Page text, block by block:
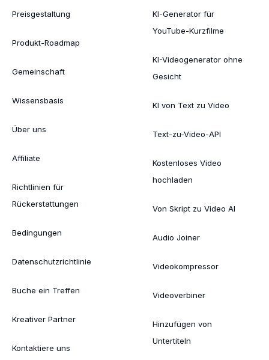
Preisgestaltung
Produkt-Roadmap
Gemeinschaft
Wissensbasis
Über uns
Affiliate
Richtlinien für
Rückerstattungen
Bedingungen
Datenschutzrichtlinie
Buche ein Treffen
Kreativer Partner
Kontaktiere uns
KI-Generator für
YouTube-Kurzfilme
KI-Videogenerator ohne
Gesicht
KI von Text zu Video
Text-zu-Video-API
Kostenloses Video
hochladen
Von Skript zu Video AI
Audio Joiner
Videokompressor
Videoverbiner
Hinzufügen von
Untertiteln